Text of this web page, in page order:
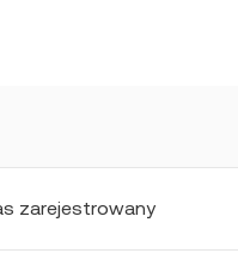
zarejestrowany